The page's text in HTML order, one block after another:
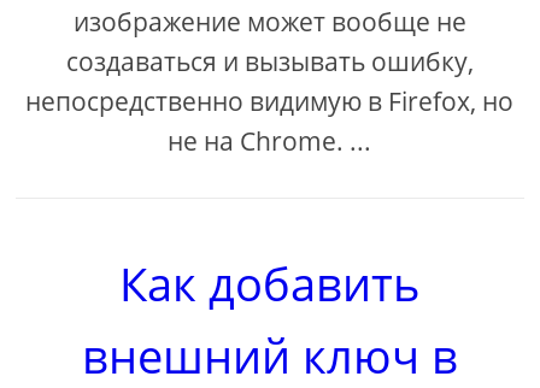
изображение может вообще не
создаваться и вызывать ошибку,
непосредственно видимую в Firefox, но
не на Chrome. ...
Как добавить
внешний ключ в